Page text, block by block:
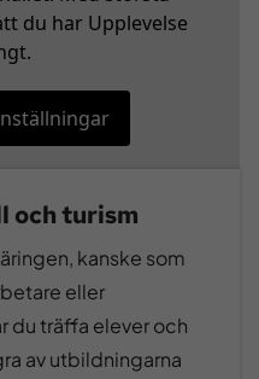
du har Upplevelse
och turism
kanske som
eller
du träffa elever och
av utbildningarna